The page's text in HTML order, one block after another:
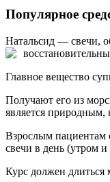
Популярное
Натальсид — свечи,
Главное вещество
Получают его из
является природным,
Взрослым пациентам
свечи в день (утром и
Курс должен